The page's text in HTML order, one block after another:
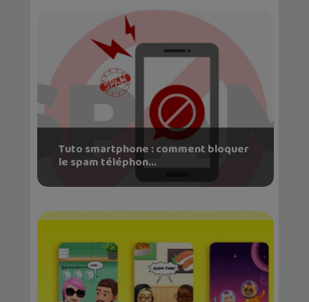
Tuto smartphone : comment bloquer
le spam téléphon...